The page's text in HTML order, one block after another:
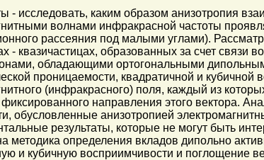
- исследовать, каким образом анизотропия
волнами инфракрасной частоты
рассеяния под малыми углами).
- квазичастицах, образованных за счет связи
обладающими ортогональными
проницаемости, квадратичной и
(инфракрасного) поля, каждый из
фиксированного направления этого вектора.
обусловленные анизотропией
результаты, которые не могут быть
методика определения вкладов дипольно
и кубичную восприимчивости и поглощение